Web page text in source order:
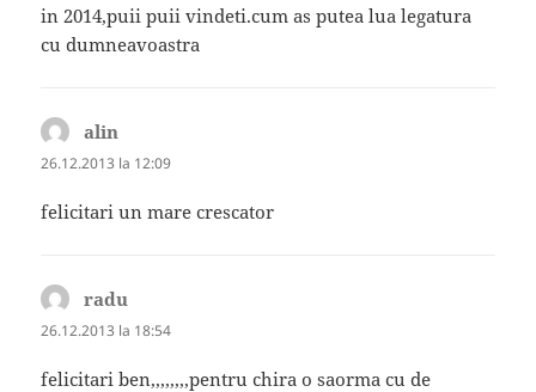
in 2014,puii puii vindeti.cum as putea lua legatura
cu dumneavoastra
alin
26.12.2013 la 12:09
felicitari un mare crescator
radu
26.12.2013 la 18:54
felicitari ben,,,,,,,,pentru chira o saorma cu de